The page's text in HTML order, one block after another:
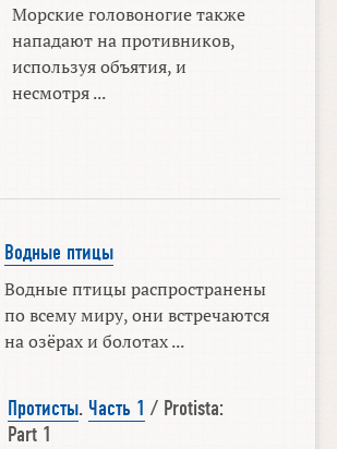
Морские головоногие также
нападают на противников,
используя объятия, и
несмотря ...
Водные птицы
Водные птицы распространены
по всему миру, они встречаются
на озёрах и болотах ...
Протисты. Часть 1 / Protista:
Part 1